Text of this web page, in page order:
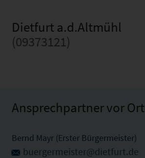
Dietfurt a.d.Altmühl
(09373121)
Ansprechpartner vor Ort
Bernd Mayr (Erster Bürgermeister)
buergermeister@dietfurt.de